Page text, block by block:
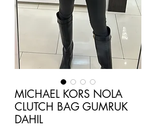
MICHAEL KORS NOLA
CLUTCH BAG GUMRUK
DAHIL